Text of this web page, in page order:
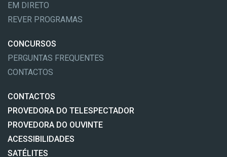
EM DIRETO
REVER PROGRAMAS
CONCURSOS
PERGUNTAS FREQUENTES
CONTACTOS
CONTACTOS
PROVEDORA DO TELESPECTADOR
PROVEDORA DO OUVINTE
ACESSIBILIDADES
SATÉLITES